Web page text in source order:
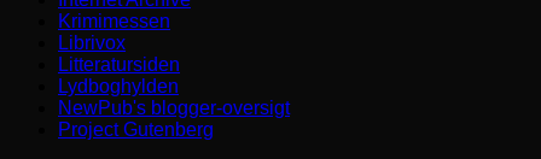
Krimimessen
Librivox
Litteratursiden
Lydboghylden
NewPub's blogger-oversigt
Project Gutenberg